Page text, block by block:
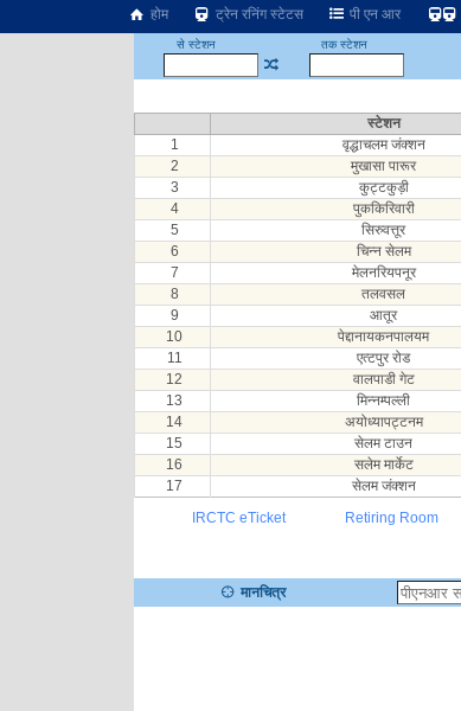
होम ट्रेन रनिंग स्टेटस पी एन आर
से स्टेशन तक स्टेशन
स्टेशन
1
वृद्धाचलम जंक्शन
2
मुखासा पारूर
3
कुट्टकुड़ी
4
पुककिरिवारी
5
सिरुवत्तूर
6
चिन्न सेलम
7
मेलनरियपनूर
8
तलवसल
9
आतूर
10
पेद्दानायकनपालयम
11
एत्टपुर रोड
12
वालपाडी गेट
13
मिन्नम्पल्ली
14
अयोध्यापट्टनम
15
सेलम टाउन
16
सलेम मार्केट
17
सेलम जंक्शन
IRCTC eTicket
Retiring Room
मानचित्र